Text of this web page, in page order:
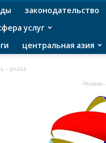
законодательство
услуг
центральная азия
– упала
- Реклама -